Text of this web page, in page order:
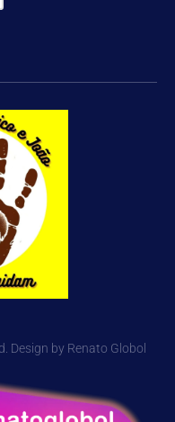
Design by Renato Globol